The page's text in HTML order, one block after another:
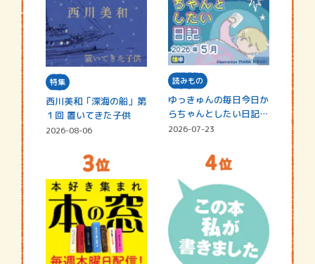
特集
西川美和「深海の船」第
１回 置いてきた子供
2026-08-06
読みもの
ゆっきゅんの毎日今日か
らちゃんとしたい日記
☆202…
2026-07-23